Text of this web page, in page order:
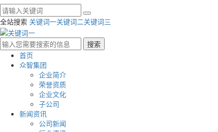
全站搜索 关键词一关键词二关键词三
首页
众智集团
企业简介
荣誉资质
企业文化
子公司
新闻资讯
公司新闻